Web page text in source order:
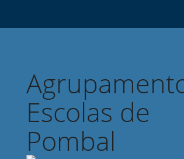
Escolas de
Pombal